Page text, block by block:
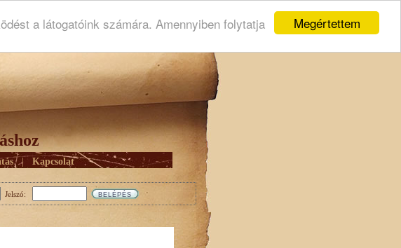
Megértettem
a látogatóink számára. Amennyiben folytatja
| Kapcsolat
Jelszó: